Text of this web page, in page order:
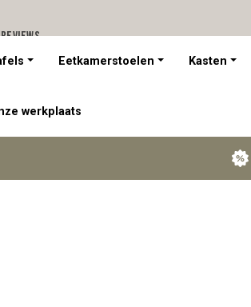
Eetkamerstoelen Kasten
werkplaats